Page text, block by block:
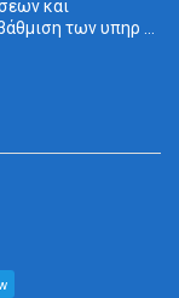
και
των υπηρ